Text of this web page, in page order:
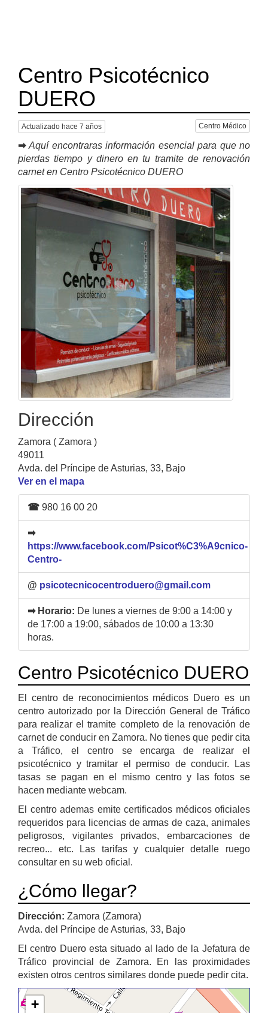
Centro Psicotécnico
DUERO
Actualizado hace 7 años Centro Médico
➡ Aquí encontraras información esencial para que no
pierdas tiempo y dinero en tu tramite de renovación
carnet en Centro Psicotécnico DUERO
Dirección
Zamora ( Zamora )
49011
Avda. del Príncipe de Asturias, 33, Bajo
Ver en el mapa
☎ 980 16 00 20
➡
https://www.facebook.com/Psicot%C3%A9cnico-
Centro-
@ psicotecnicocentroduero@gmail.com
➡ Horario: De lunes a viernes de 9:00 a 14:00 y
de 17:00 a 19:00, sábados de 10:00 a 13:30
horas.
Centro Psicotécnico DUERO
El centro de reconocimientos médicos Duero es un
centro autorizado por la Dirección General de Tráfico
para realizar el tramite completo de la renovación de
carnet de conducir en Zamora. No tienes que pedir cita
a Tráfico, el centro se encarga de realizar el
psicotécnico y tramitar el permiso de conducir. Las
tasas se pagan en el mismo centro y las fotos se
hacen mediante webcam.
El centro ademas emite certificados médicos oficiales
requeridos para licencias de armas de caza, animales
peligrosos, vigilantes privados, embarcaciones de
recreo... etc. Las tarifas y cualquier detalle ruego
consultar en su web oficial.
¿Cómo llegar?
Dirección: Zamora (Zamora)
Avda. del Príncipe de Asturias, 33, Bajo
El centro Duero esta situado al lado de la Jefatura de
Tráfico provincial de Zamora. En las proximidades
existen otros centros similares donde puede pedir cita.
+